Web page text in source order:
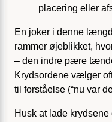
placering eller
En joker i denne
rammer øjeblikket,
– den indre pære
Krydsordene vælger
til forståelse (“nu var
Husk at lade